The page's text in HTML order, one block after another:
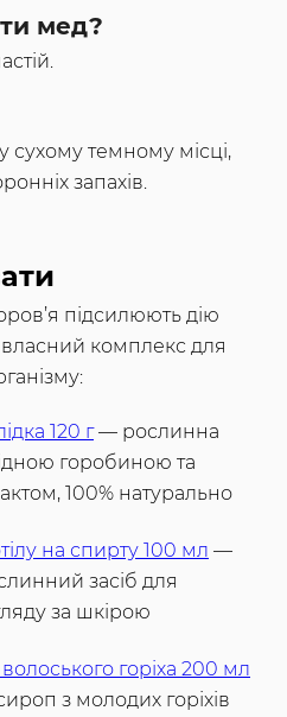
мед?
сухому темному місці,
запахів.
підсилюють дію
комплекс для
120 г— рослинна
горобиною та
100% натурально
на спирту 100 мл —
засіб для
за шкірою
горіха 200 мл
з молодих горіхів